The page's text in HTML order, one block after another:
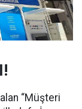
“Müşteri